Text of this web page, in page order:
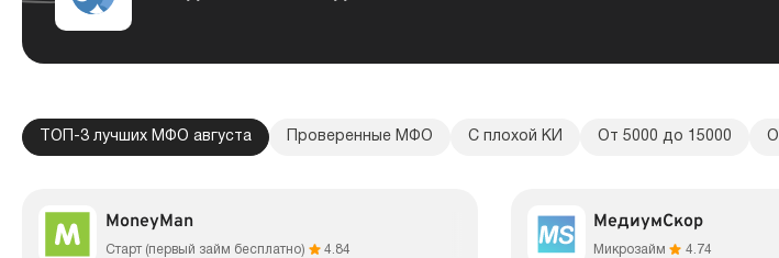
ТОП-3 лучших МФО августа Проверенные МФО С плохой КИ От 5000 до 15000
MoneyMan
Старт (первый займ бесплатно) 4.84
МедиумСкор
Микрозайм 4.74